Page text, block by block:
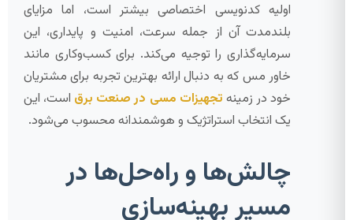
اولیه کدنویسی اختصاصی بیشتر است، اما مزایای
بلندمدت آن از جمله سرعت، امنیت و پایداری، این
سرمایه‌گذاری را توجیه می‌کند. برای کسب‌وکاری مانند
خاور مس که به دنبال ارائه بهترین تجربه برای مشتریان
خود در زمینه تجهیزات مسی در صنعت برق است، این
یک انتخاب استراتژیک و هوشمندانه محسوب می‌شود.
چالش‌ها و راه‌حل‌ها در
مسیر بهینه‌سازی